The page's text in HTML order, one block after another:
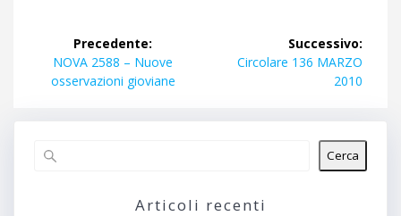
Navigazione
articoli
Precedente:
Articolo
precedente:
NOVA 2588 – Nuove
osservazioni gioviane
Successivo:
Articolo
Circolare 136 MARZO
2010
Cerca
Articoli recenti